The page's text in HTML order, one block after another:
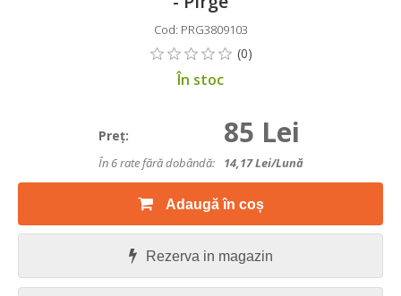
Cod: PRG3809103
În stoc
Preţ: 85 Lei
În 6 rate fără dobândă: 14,17Lei/lună
Adaugă în coș
Rezerva in magazin